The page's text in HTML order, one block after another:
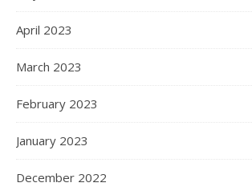
April 2023
March 2023
February 2023
January 2023
December 2022